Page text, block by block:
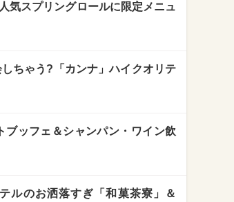
気スプリングロールに限定メニュ
ちゃう?「カンナ」ハイクオリテ
ブッフェ＆シャンパン・ワイン飲
ルのお洒落すぎ「和菓茶寮」＆